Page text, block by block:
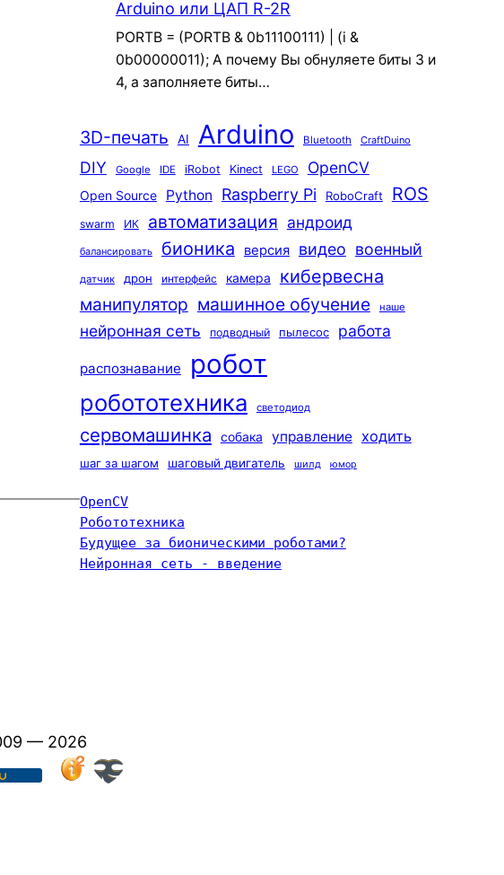
Arduino или ЦАП R-2R
PORTB = (PORTB & 0b11100111) | (i &
0b00000011); А почему Вы обнуляете биты 3 и
4, а заполняете биты…
3D-печать AI Arduino Bluetooth CraftDuino
DIY Google IDE iRobot Kinect LEGO OpenCV
Open Source Python Raspberry Pi RoboCraft ROS
swarm ИК автоматизация андроид
балансировать бионика версия видео военный
датчик дрон интерфейс камера кибервесна
манипулятор машинное обучение наше
нейронная сеть подводный пылесос работа
распознавание робот
робототехника светодиод
сервомашинка собака управление ходить
шаг за шагом шаговый двигатель шилд юмор
OpenCV
Робототехника
Будущее за бионическими роботами?
Нейронная сеть - введение
— 2026